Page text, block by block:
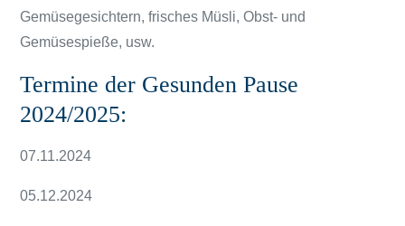
Gemüsegesichtern, frisches Müsli, Obst- und
Gemüsespieße, usw.
Termine der Gesunden Pause
2024/2025:
07.11.2024
05.12.2024